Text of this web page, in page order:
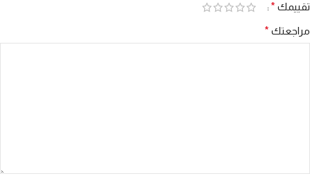
تقييمك *
مراجعتك *